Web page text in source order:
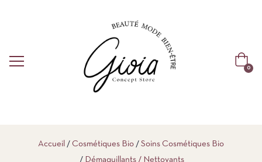
0
Accueil Cosmétiques Bio
Soins Cosmétiques Bio
Démaquillants / Nettoyants